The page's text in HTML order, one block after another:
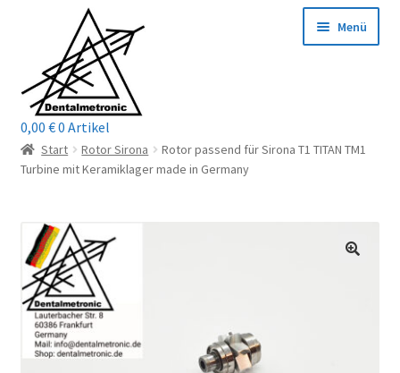
Navigation
springen
springen
Menü
Home
Mein Konto / Login
Kontakt
Reparaturservice
0,00 €0 Artikel
Start Rotor Sirona
Rotor passend für Sirona T1 TITAN TM1
Turbine mit Keramiklager made in Germany